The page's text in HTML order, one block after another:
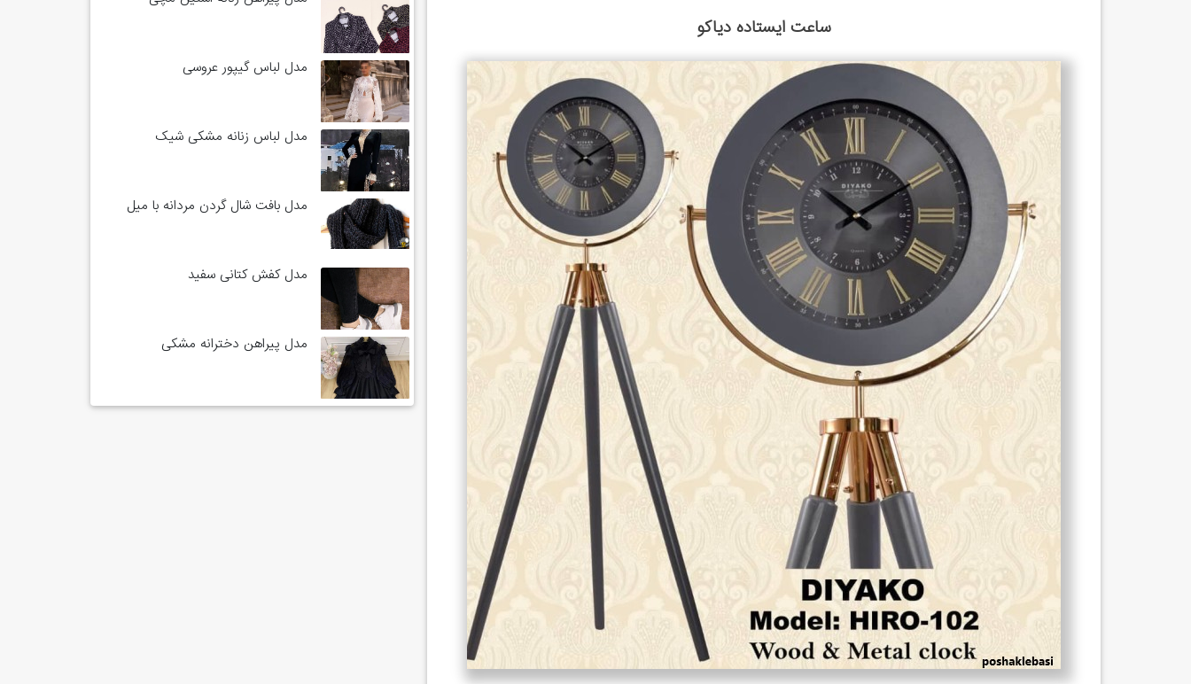
ساعت ایستاده دیاکو
مدل لباس گیپور عروسی
مدل لباس زنانه مشکی شیک
مدل بافت شال گردن مردانه با میل
مدل کفش کتانی سفید
مدل پیراهن دخترانه مشکی